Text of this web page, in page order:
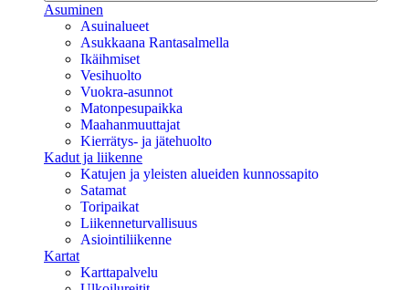
Asuminen
Asuinalueet
Asukkaana Rantasalmella
Ikäihmiset
Vesihuolto
Vuokra-asunnot
Matonpesupaikka
Maahanmuuttajat
Kierrätys- ja jätehuolto
Kadut ja liikenne
Katujen ja yleisten alueiden kunnossapito
Satamat
Toripaikat
Liikenneturvallisuus
Asiointiliikenne
Kartat
Karttapalvelu